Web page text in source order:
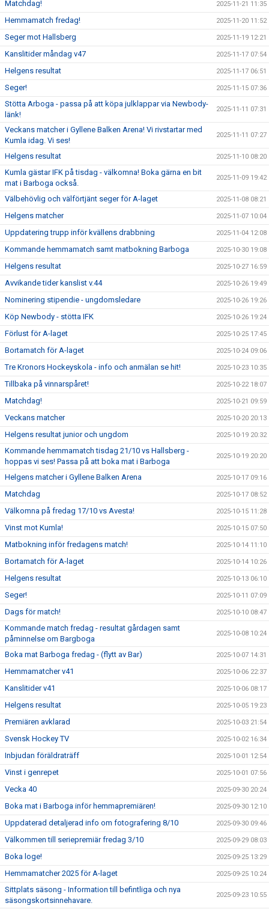
Matchdag! 2025-11-21 11:35
Hemmamatch fredag! 2025-11-20 11:52
Seger mot Hallsberg 2025-11-19 12:21
Kanslitider måndag v47 2025-11-17 07:54
Helgens resultat 2025-11-17 06:51
Seger! 2025-11-15 07:36
Stötta Arboga - passa på att köpa julklappar via Newbody-
länk!
2025-11-11 07:31
Veckans matcher i Gyllene Balken Arena! Vi rivstartar med
Kumla idag. Vi ses!
2025-11-11 07:27
Helgens resultat 2025-11-10 08:20
Kumla gästar IFK på tisdag - välkomna! Boka gärna en bit
mat i Barboga också.
2025-11-09 19:42
Välbehövlig och välförtjänt seger för A-laget 2025-11-08 08:21
Helgens matcher 2025-11-07 10:04
Uppdatering trupp inför kvällens drabbning 2025-11-04 12:08
Kommande hemmamatch samt matbokning Barboga 2025-10-30 19:08
Helgens resultat 2025-10-27 16:59
Avvikande tider kanslist v.44 2025-10-26 19:49
Nominering stipendie - ungdomsledare 2025-10-26 19:26
Köp Newbody - stötta IFK 2025-10-26 19:24
Förlust för A-laget 2025-10-25 17:45
Bortamatch för A-laget 2025-10-24 09:06
Tre Kronors Hockeyskola - info och anmälan se hit! 2025-10-23 10:35
Tillbaka på vinnarspåret! 2025-10-22 18:07
Matchdag! 2025-10-21 09:59
Veckans matcher 2025-10-20 20:13
Helgens resultat junior och ungdom 2025-10-19 20:32
Kommande hemmamatch tisdag 21/10 vs Hallsberg -
hoppas vi ses! Passa på att boka mat i Barboga
2025-10-19 20:20
Helgens matcher i Gyllene Balken Arena 2025-10-17 09:16
Matchdag 2025-10-17 08:52
Välkomna på fredag 17/10 vs Avesta! 2025-10-15 11:28
Vinst mot Kumla! 2025-10-15 07:50
Matbokning inför fredagens match! 2025-10-14 11:10
Bortamatch för A-laget 2025-10-14 10:26
Helgens resultat 2025-10-13 06:10
Seger! 2025-10-11 07:09
Dags för match! 2025-10-10 08:47
Kommande match fredag - resultat gårdagen samt
påminnelse om Bargboga
2025-10-08 10:24
Boka mat Barboga fredag - (flytt av Bar) 2025-10-07 14:31
Hemmamatcher v41 2025-10-06 22:37
Kanslitider v41 2025-10-06 08:17
Helgens resultat 2025-10-05 19:23
Premiären avklarad 2025-10-03 21:54
Svensk Hockey TV 2025-10-02 16:34
Inbjudan föräldraträff 2025-10-01 12:54
Vinst i genrepet 2025-10-01 07:56
Vecka 40 2025-09-30 20:24
Boka mat i Barboga inför hemmapremiären! 2025-09-30 12:10
Uppdaterad detaljerad info om fotografering 8/10 2025-09-30 09:46
Välkommen till seriepremiär fredag 3/10 2025-09-29 08:03
Boka loge! 2025-09-25 13:29
Hemmamatcher 2025 för A-laget 2025-09-25 10:24
Sittplats säsong - Information till befintliga och nya
säsongskortsinnehavare.
2025-09-23 10:55